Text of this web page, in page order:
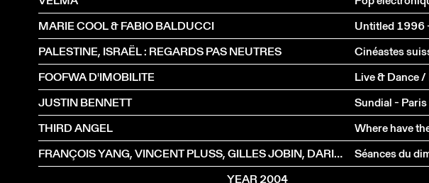
MARIE COOL & FABIO BALDUCCI
Untitled 1996
PALESTINE, ISRAËL : REGARDS PAS NEUTRES
Cinéastes
FOOFWA D'IMOBILITE
Live & Dance
JUSTIN BENNETT
Sundial - Paris
THIRD ANGEL
Where have
FRANÇOIS YANG, VINCENT PLUSS, GILLES JOBIN, DARIA MARTIN, CHARLES ATLAS
Séances du
YEAR 2004